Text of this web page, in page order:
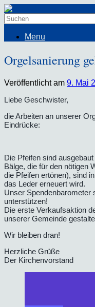
Menu
Orgelsanierung
Veröffentlicht am 9. Mai
Liebe Geschwister,
die Arbeiten an unserer
Eindrücke:
Die Pfeifen sind
Bälge, die für den nötigen
die Pfeifen ertönen), sind
das Leder erneuert wird.
Unser Spendenbarometer
unterstützen!
Die erste Verkaufsaktion
unserer Gemeinde
Wir bleiben dran!
Herzliche Grüße
Der Kirchenvorstand